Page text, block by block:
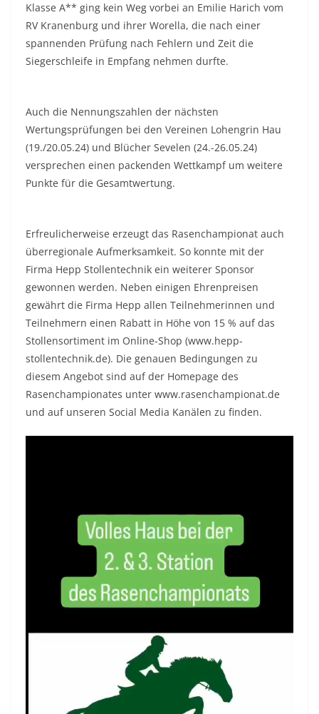
Klasse A** ging kein Weg vorbei an Emilie Harich vom
RV Kranenburg und ihrer Worella, die nach einer
spannenden Prüfung nach Fehlern und Zeit die
Siegerschleife in Empfang nehmen durfte.
Auch die Nennungszahlen der nächsten
Wertungsprüfungen bei den Vereinen Lohengrin Hau
(19./20.05.24) und Blücher Sevelen (24.-26.05.24)
versprechen einen packenden Wettkampf um weitere
Punkte für die Gesamtwertung.
Erfreulicherweise erzeugt das Rasenchampionat auch
überregionale Aufmerksamkeit. So konnte mit der
Firma Hepp Stollentechnik ein weiterer Sponsor
gewonnen werden. Neben einigen Ehrenpreisen
gewährt die Firma Hepp allen Teilnehmerinnen und
Teilnehmern einen Rabatt in Höhe von 15 % auf das
Stollensortiment im Online-Shop (www.hepp-
stollentechnik.de). Die genauen Bedingungen zu
diesem Angebot sind auf der Homepage des
Rasenchampionates unter www.rasenchampionat.de
und auf unseren Social Media Kanälen zu finden.